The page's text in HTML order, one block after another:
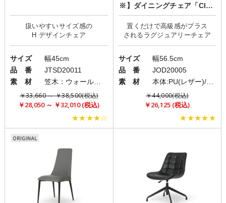
扱いやすいサイズ感の
サイズ
幅45cm
品 番
JTSD20011
素 材
笠木：ウォールナット・オーク/フレーム：オーク/座面：合成皮革張り
￥33,660 ～ ￥38,500(税込)
￥28,050 ～ ￥32,010 (税込)
★★★★☆
※】ダイニングチェア「Cleri
o(クレリオ)」2脚セット
置くだけで高級感がプラス
サイズ
幅56.5cm
品 番
JOD20005
素 材
￥44,000(税込)
￥26,125 (税込)
★★★★★